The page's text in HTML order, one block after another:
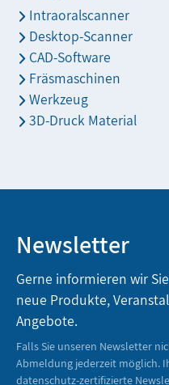
Intraoralscanner
Desktop-Scanner
CAD-Software
Fräsmaschinen
Werkzeug
3D-Druck Material
Newsletter
Gerne informieren wir
neue Produkte,
Angebote.
Falls Sie unseren Newsletter
Abmeldung jederzeit möglich.
datenschutz-zertifizierte